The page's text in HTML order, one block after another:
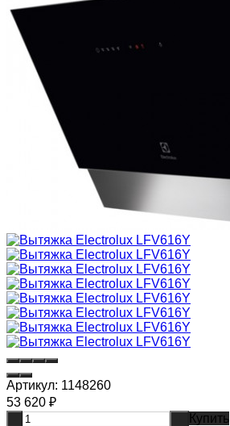
Артикул: 1148260
53 620 ₽
Купить